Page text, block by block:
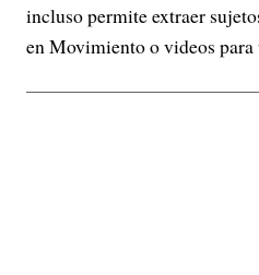
incluso permite extraer
en Movimiento o videos